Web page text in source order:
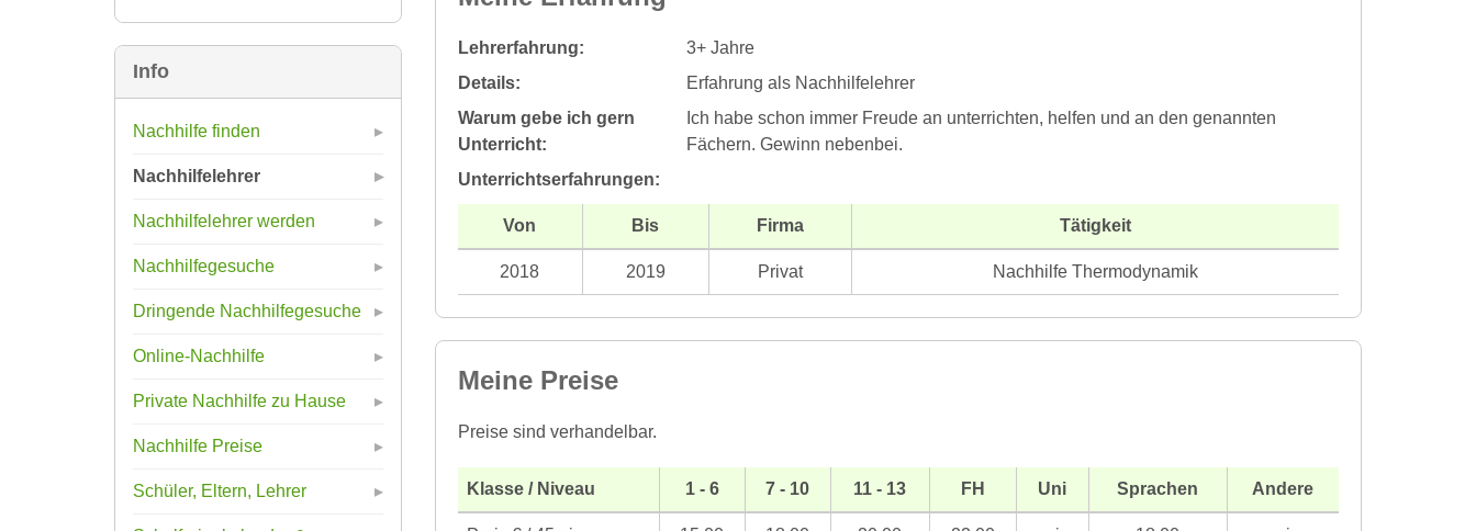
Info
Nachhilfe finden
Nachhilfelehrer
Nachhilfelehrer werden
Nachhilfegesuche
Dringende Nachhilfegesuche
Online-Nachhilfe
Private Nachhilfe zu Hause
Nachhilfe Preise
Schüler, Eltern, Lehrer
Lehrerfahrung:
3+ Jahre
Details:
Erfahrung als Nachhilfelehrer
Warum gebe ich gern
Unterricht:
Ich habe schon immer Freude an unterrichten, helfen und an den genannten
Fächern. Gewinn nebenbei.
Unterrichtserfahrungen:
Von Bis Firma Tätigkeit
2018 2019 Privat Nachhilfe Thermodynamik
Meine Preise
Preise sind verhandelbar.
Klasse / Niveau 1 - 6 7 - 10 11 - 13 FH Uni Sprachen Andere